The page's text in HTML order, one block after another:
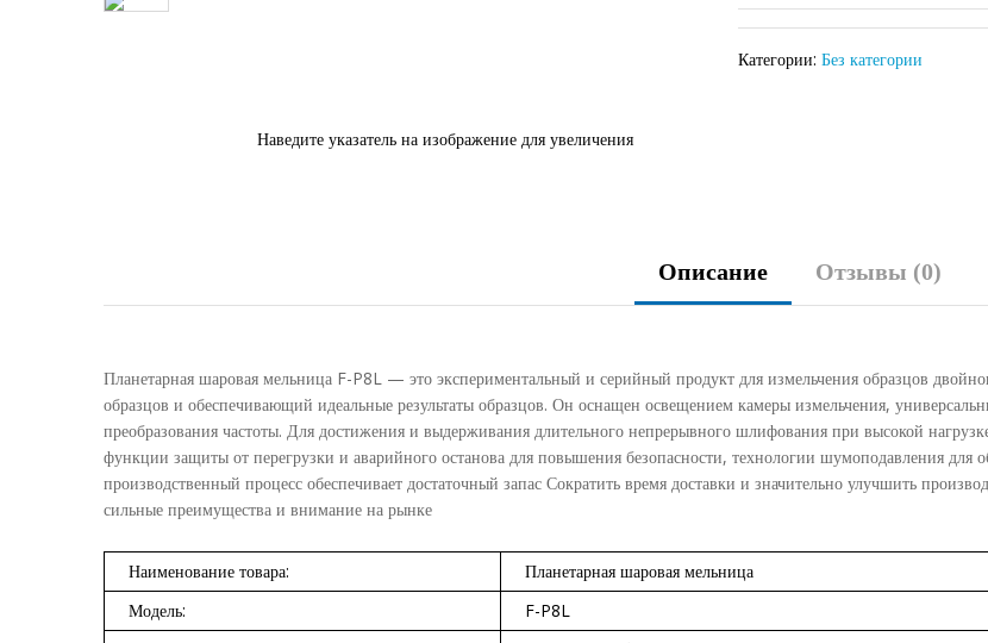
Наведите указатель на изображение для увеличения
Категории:Без категории
Описание Отзывы (0)
Планетарная шаровая мельница F-P8L — это экспериментальный и серийный продукт для измельчения образцов
образцов и обеспечивающий идеальные результаты образцов. Он оснащен освещением камеры измельчения,
преобразования частоты. Для достижения и выдерживания длительного непрерывного шлифования при высокой
функции защиты от перегрузки и аварийного останова для повышения безопасности, технологии шумоподавления для
производственный процесс обеспечивает достаточный запас Сократить время доставки и значительно улучшить
сильные преимущества и внимание на рынке
Наименование товара:
Планетарная шаровая мельница
Модель:
F-P8L